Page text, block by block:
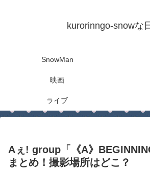
kurorinngo-snowな
SnowMan
映画
ライブ
Aぇ! group「《A》
まとめ！撮影場所はどこ？